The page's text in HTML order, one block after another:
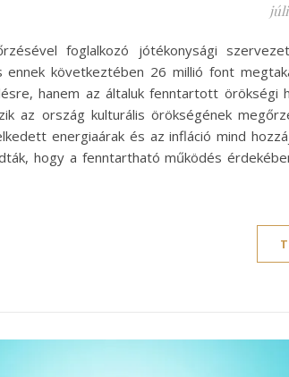
foglalkozó jótékonysági
ennek következtében 26 millió font
hanem az általuk fenntartott
az ország kulturális örökségének
energiaárak és az infláció mind
hogy a fenntartható működés